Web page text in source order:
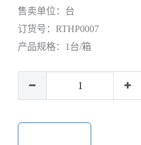
售卖单位： 台
订货号： RTHP0007
产品规格： 1台/箱